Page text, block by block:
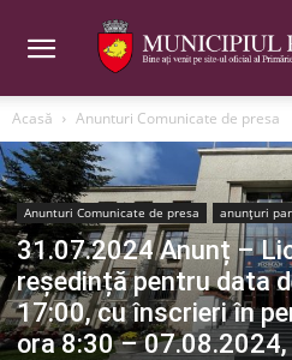
Acasă Anunturi Comunicate de presa
Anunturi Comunicate de presa anunțuri
31.07.2024 Anunț –
reședință pentru data
17:00, cu înscrieri în
ora 8:30 –